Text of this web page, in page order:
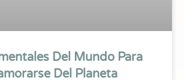
Del Mundo Para
Del Planeta